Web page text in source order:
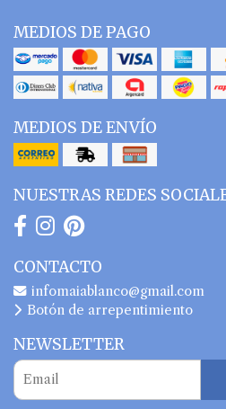
MEDIOS DE PAGO
MEDIOS DE ENVÍO
NUESTRAS REDES
CONTACTO
infomaiablanco@gmail.com
Botón de arrepentimiento
NEWSLETTER